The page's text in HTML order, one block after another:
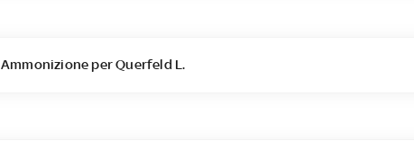
Ammonizione per Querfeld L.